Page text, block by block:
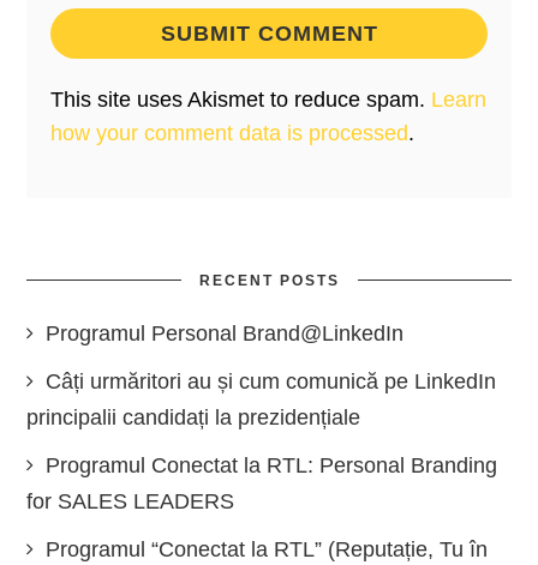
This site uses Akismet to reduce spam. Learn
how your comment data is processed.
RECENT POSTS
Programul Personal Brand@LinkedIn
Câți urmăritori au și cum comunică pe LinkedIn
principalii candidați la prezidențiale
Programul Conectat la RTL: Personal Branding
for SALES LEADERS
Programul “Conectat la RTL” (Reputație, Tu în